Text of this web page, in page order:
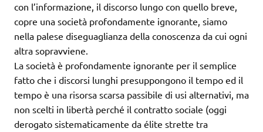
con l’informazione, il discorso lungo con quello breve,
copre una società profondamente ignorante, siamo
nella palese diseguaglianza della conoscenza da cui ogni
altra sopravviene.
La società è profondamente ignorante per il semplice
fatto che i discorsi lunghi presuppongono il tempo ed il
tempo è una risorsa scarsa passibile di usi alternativi, ma
non scelti in libertà perché il contratto sociale (oggi
derogato sistematicamente da élite strette tra